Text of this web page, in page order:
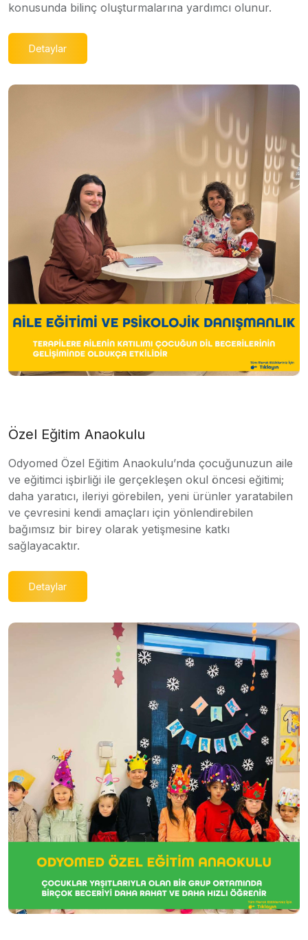
konusunda bilinç oluşturmalarına yardımcı olunur.
Detaylar
Özel Eğitim Anaokulu
Odyomed Özel Eğitim Anaokulu’nda çocuğunuzun aile
ve eğitimci işbirliği ile gerçekleşen okul öncesi eğitimi;
daha yaratıcı, ileriyi görebilen, yeni ürünler yaratabilen
ve çevresini kendi amaçları için yönlendirebilen
bağımsız bir birey olarak yetişmesine katkı
sağlayacaktır.
Detaylar